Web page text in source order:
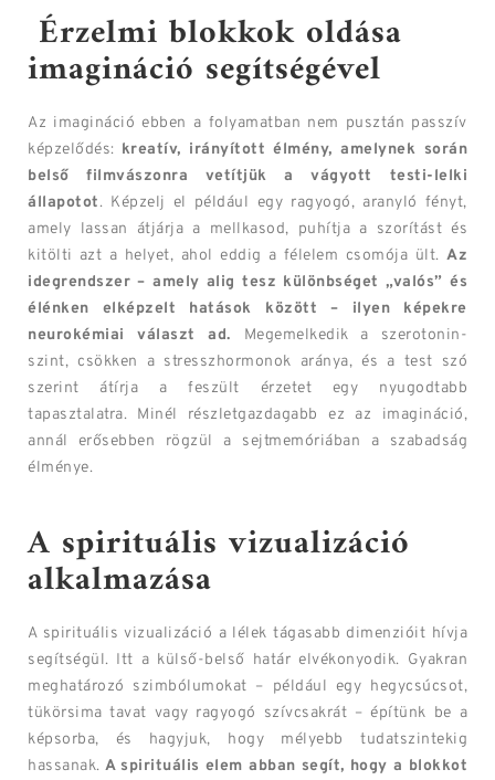
Érzelmi blokkok oldása
imagináció segítségével
Az imagináció ebben a folyamatban nem pusztán passzív
képzelődés: kreatív, irányított élmény, amelynek során
belső filmvászonra vetítjük a vágyott testi-lelki
állapotot. Képzelj el például egy ragyogó, aranyló fényt,
amely lassan átjárja a mellkasod, puhítja a szorítást és
kitölti azt a helyet, ahol eddig a félelem csomója ült. Az
idegrendszer – amely alig tesz különbséget „valós” és
élénken elképzelt hatások között – ilyen képekre
neurokémiai választ ad. Megemelkedik a szerotonin-
szint, csökken a stresszhormonok aránya, és a test szó
szerint átírja a feszült érzetet egy nyugodtabb
tapasztalatra. Minél részletgazdagabb ez az imagináció,
annál erősebben rögzül a sejtmemóriában a szabadság
élménye.
A spirituális vizualizáció
alkalmazása
A spirituális vizualizáció a lélek tágasabb dimenzióit hívja
segítségül. Itt a külső-belső határ elvékonyodik. Gyakran
meghatározó szimbólumokat – például egy hegycsúcsot,
tükörsima tavat vagy ragyogó szívcsakrát – építünk be a
képsorba, és hagyjuk, hogy mélyebb tudatszintekig
hassanak. A spirituális elem abban segít, hogy a blokkot